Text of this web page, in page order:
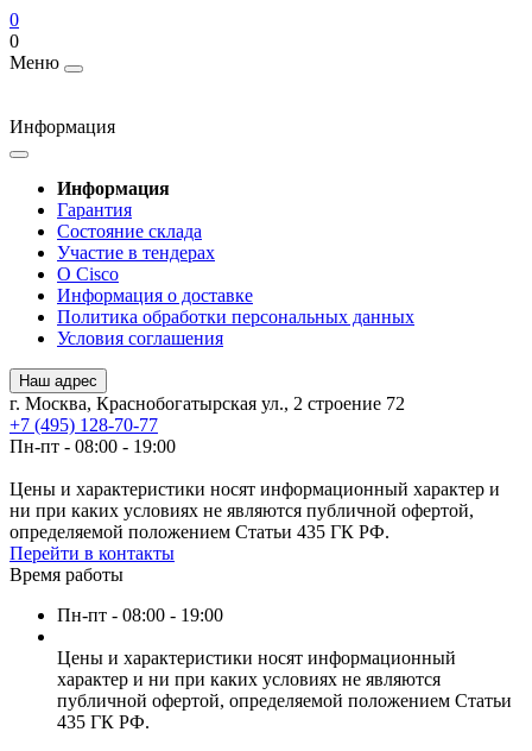
0
0
Меню
Информация
Информация
Гарантия
Состояние склада
Участие в тендерах
О Cisco
Информация о доставке
Политика обработки персональных данных
Условия соглашения
Наш адрес
г. Москва, Краснобогатырская ул., 2 строение 72
+7 (495) 128-70-77
Пн-пт - 08:00 - 19:00
Цены и характеристики носят информационный характер и
ни при каких условиях не являются публичной офертой,
определяемой положением Статьи 435 ГК РФ.
Перейти в контакты
Время работы
Пн-пт - 08:00 - 19:00
Цены и характеристики носят информационный
характер и ни при каких условиях не являются
публичной офертой, определяемой положением Статьи
435 ГК РФ.